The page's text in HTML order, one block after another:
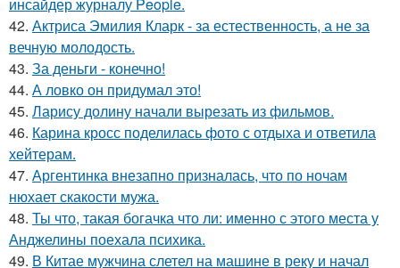
инсайдер журналу People.
42. Актриса Эмилия Кларк - за естественность, а не за
вечную молодость.
43. За деньги - конечно!
44. А ловко он придумал это!
45. Ларису долину начали вырезать из фильмов.
46. Карина кросс поделилась фото с отдыха и ответила
хейтерам.
47. Аргентинка внезапно призналась, что по ночам
нюхает скакости мужа.
48. Ты что, такая богачка что ли: именно с этого места у
Анджелины поехала психика.
49. В Китае мужчина слетел на машине в реку и начал